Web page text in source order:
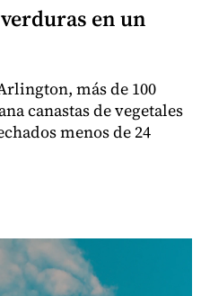
en un
más de 100
canastas de vegetales
menos de 24